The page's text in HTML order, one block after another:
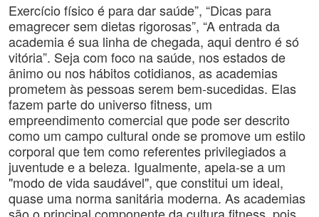
Exercício físico é para dar saúde”, “Dicas para
emagrecer sem dietas rigorosas”, “A entrada da
academia é sua linha de chegada, aqui dentro é só
vitória”. Seja com foco na saúde, nos estados de
ânimo ou nos hábitos cotidianos, as academias
prometem às pessoas serem bem-sucedidas. Elas
fazem parte do universo fitness, um
empreendimento comercial que pode ser descrito
como um campo cultural onde se promove um estilo
corporal que tem como referentes privilegiados a
juventude e a beleza. Igualmente, apela-se a um
"modo de vida saudável", que constitui um ideal,
quase uma norma sanitária moderna. As academias